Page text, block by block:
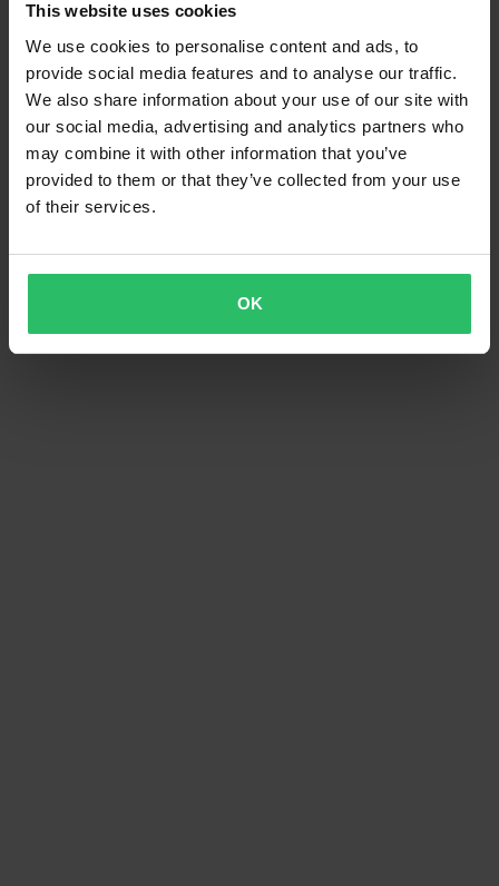
This website uses cookies
We use cookies to personalise content and ads, to
provide social media features and to analyse our traffic.
We also share information about your use of our site with
our social media, advertising and analytics partners who
may combine it with other information that you’ve
provided to them or that they’ve collected from your use
of their services.
OK